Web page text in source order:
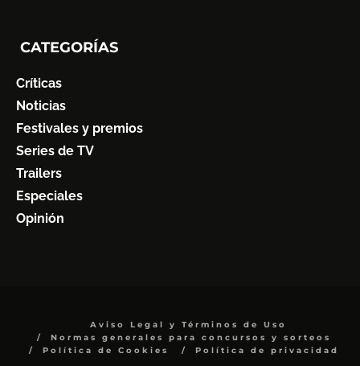
CATEGORÍAS
Críticas
Noticias
Festivales y premios
Series de TV
Trailers
Especiales
Opinión
Aviso Legal y Términos de Uso
Normas generales para concursos y sorteos
Política de Cookies
Política de privacidad